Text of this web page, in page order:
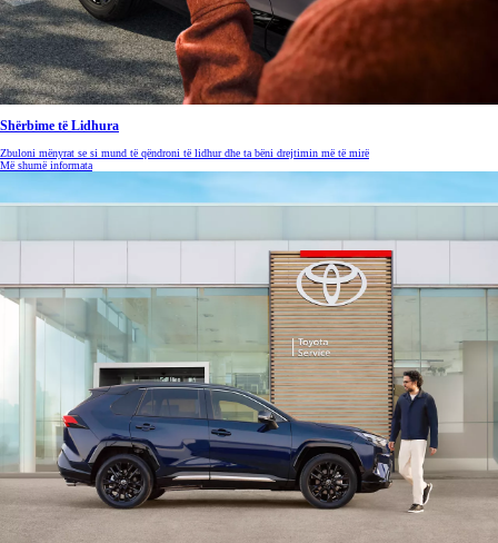
Shërbime të Lidhura
Zbuloni mënyrat se si mund të qëndroni të lidhur dhe ta bëni drejtimin më të mirë
Më shumë informata